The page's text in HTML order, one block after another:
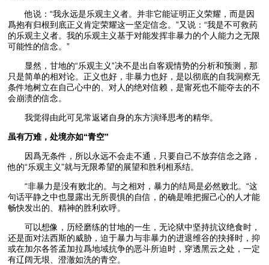
他说：“我永远是乐观主义者。并非它能证明正义荣耀，而是因
爲抱有归根到底正义肯定荣耀这一坚定信念。”又说：“我是不可救药
的乐观主义者。我的乐观主义基于对能发挥非暴力的个人能力之无限
可能性的信念。”
显然，甘地的“乐观主义”决不是出自客观情势的分析和预测，那
只是简单的相对论。正义也好，非暴力也好，是以彻底的自我洞察无
条件地树立在自己心中的、对人的绝对信赖，是甯死也不能夺去的不
会崩溃的信念。
我觉得由此可见常返诸自身的东方演绎思考的精华。
虽有万难，处境亦如“青空”
因爲无条件，所以永远不会走不通，只要自己不放弃信念之路，
他的“乐观主义”就与无限希望的展望和胜利相系结。
“非暴力是没有败北的。与之相对，暴力的结局是必然败北。“这
句话平静之中也显露出无所畏惧的自信，的确是唯把握己心的人才能
畅快发出的、精神的胜利欢呼。
可以想像，历经磨练的甘地的一生，无论狱中坚持抗议绝食时，
还是面对法西斯的威胁，迫于暴力与非暴力的进退维谷的抉择时，抑
或在加尔各答孟加拉爲地域抗争的恶斗所迫时，穿透黑云之处，一定
有辽阔无垠、澄澈如洗的青空。